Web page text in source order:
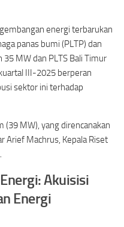
energi terbarukan
panas bumi (PLTP) dan
MW dan PLTS Bali Timur
III-2025 berperan
sektor ini terhadap
(39 MW), yang direncanakan
Arief Machrus, Kepala Riset
Akuisisi
Energi